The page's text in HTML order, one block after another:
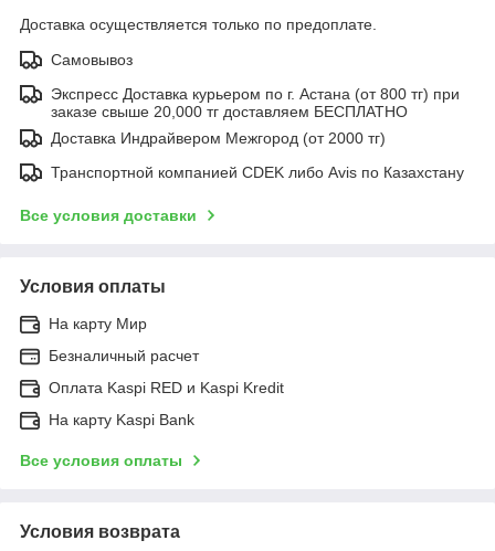
Доставка осуществляется только по предоплате.
Самовывоз
Экспресс Доставка курьером по г. Астана (от 800 тг) при
заказе свыше 20,000 тг доставляем БЕСПЛАТНО
Доставка Индрайвером Межгород (от 2000 тг)
Транспортной компанией CDEK либо Avis по Казахстану
Все условия доставки
Условия оплаты
На карту Мир
Безналичный расчет
Оплата Kaspi RED и Kaspi Kredit
На карту Kaspi Bank
Все условия оплаты
Условия возврата